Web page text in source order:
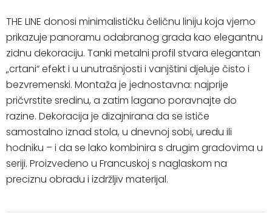
THE LINE donosi minimalističku čeličnu liniju koja vjerno
prikazuje panoramu odabranog grada kao elegantnu
zidnu dekoraciju. Tanki metalni profil stvara elegantan
„crtani“ efekt i u unutrašnjosti i vanjštini djeluje čisto i
bezvremenski. Montaža je jednostavna: najprije
pričvrstite sredinu, a zatim lagano poravnajte do
razine. Dekoracija je dizajnirana da se ističe
samostalno iznad stola, u dnevnoj sobi, uredu ili
hodniku – i da se lako kombinira s drugim gradovima u
seriji. Proizvedeno u Francuskoj s naglaskom na
preciznu obradu i izdržljiv materijal.